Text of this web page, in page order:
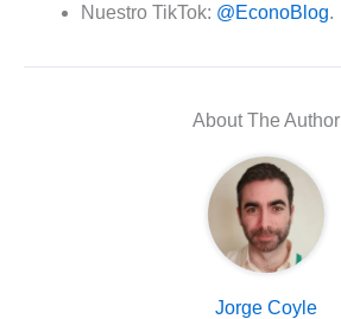
Nuestro TikTok: @EconoBlog.
About The Author
Jorge Coyle